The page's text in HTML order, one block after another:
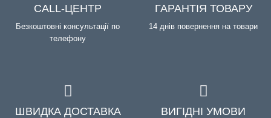
CALL-ЦЕНТР
Безкоштовні консультації по
телефону
ГАРАНТІЯ ТОВАРУ
14 днів повернення на товари
ШВИДКА ДОСТАВКА ВИГІДНІ УМОВИ